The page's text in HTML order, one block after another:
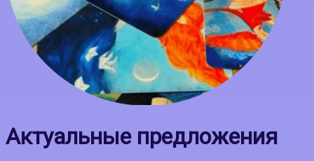
Актуальные предложения